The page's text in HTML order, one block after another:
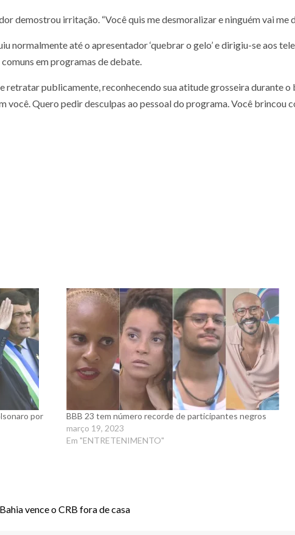
demostrou irritação. “Você quis me desmoralizar e ninguém vai me
normalmente até o apresentador ‘quebrar o gelo’ e dirigiu-se aos
em programas de debate.
publicamente, reconhecendo sua atitude grosseira durante
você. Quero pedir desculpas ao pessoal do programa. Você
por
BBB 23 tem número recorde de participantes negros
março 19, 2023
Em "ENTRETENIMENTO"
vence o CRB fora de casa